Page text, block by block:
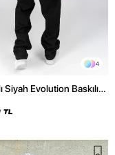
4
Siyah Evolution Baskılı
TL